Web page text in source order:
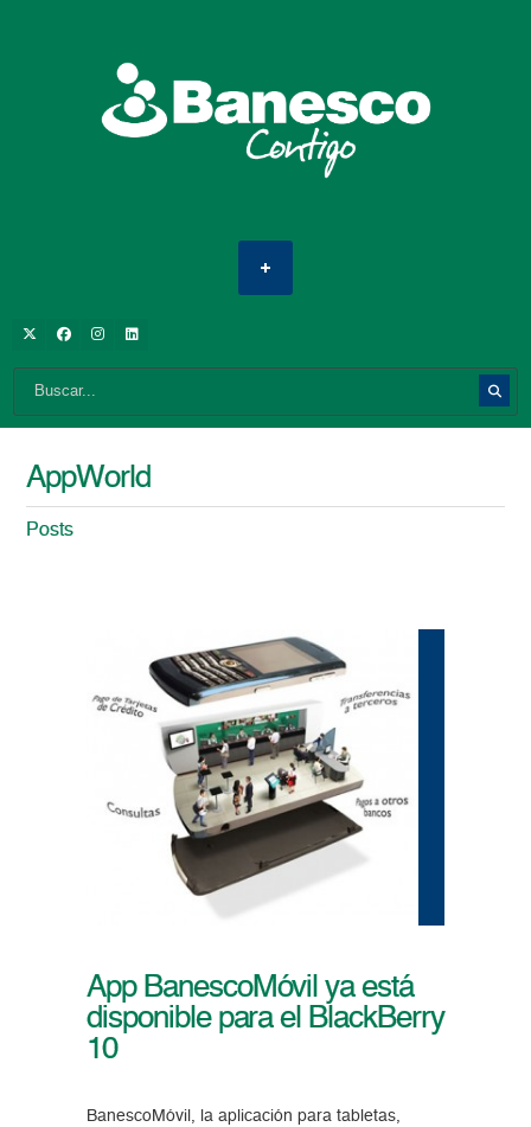
AppWorld
Posts
App BanescoMóvil ya está
disponible para el BlackBerry
10
BanescoMóvil, la aplicación para tabletas,